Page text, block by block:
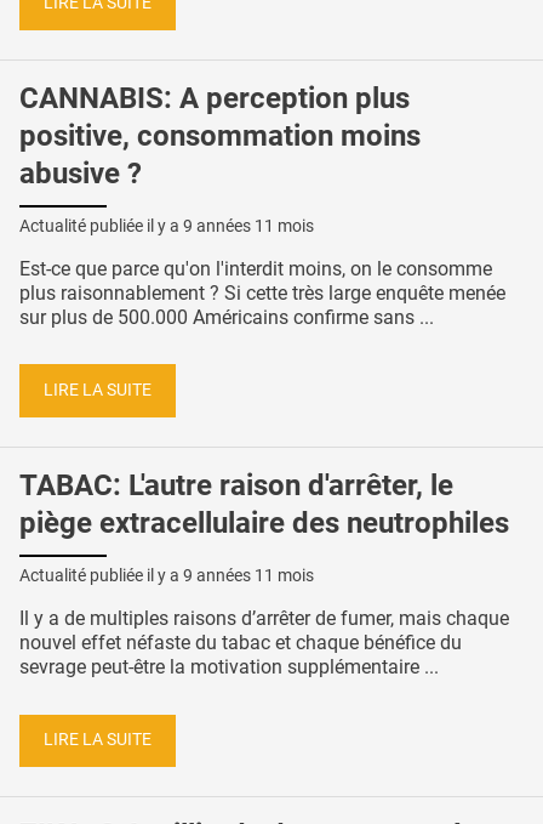
CANNABIS: A perception plus
positive, consommation moins
abusive ?
Actualité publiée il y a 9 années 11 mois
Est-ce que parce qu'on l'interdit moins, on le consomme
plus raisonnablement ? Si cette très large enquête menée
sur plus de 500.000 Américains confirme sans ...
LIRE LA SUITE
TABAC: L'autre raison d'arrêter, le
piège extracellulaire des neutrophiles
Actualité publiée il y a 9 années 11 mois
Il y a de multiples raisons d’arrêter de fumer, mais chaque
nouvel effet néfaste du tabac et chaque bénéfice du
sevrage peut-être la motivation supplémentaire ...
LIRE LA SUITE